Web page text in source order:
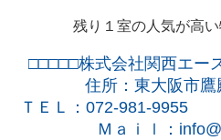
残り１室の人気が高
□□□□□株式会社関西エー
住所：東大阪市鷹
ＴＥＬ： 072-981-9955
Ｍａｉｌ：